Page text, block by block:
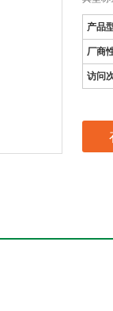
产品
厂商
访问